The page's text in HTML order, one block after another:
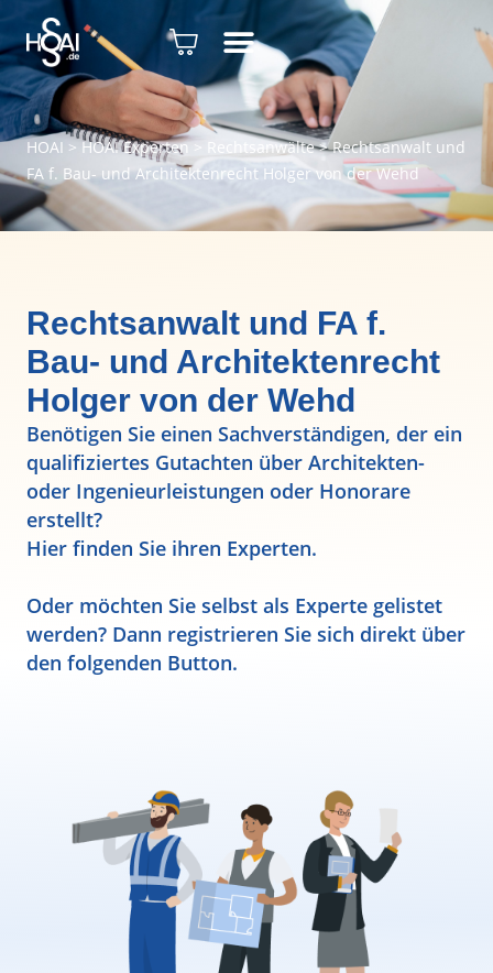
HOAI > HOAI Experten> Rechtsanwälte>Rechtsanwalt und
FA f. Bau- und Architektenrecht Holger von der Wehd
Rechtsanwalt und FA f.
Bau- und Architektenrecht
Holger von der Wehd
Benötigen Sie einen Sachverständigen, der ein
qualifiziertes Gutachten über Architekten-
oder Ingenieurleistungen oder Honorare
erstellt?
Hier finden Sie ihren Experten.
Oder möchten Sie selbst als Experte gelistet
werden? Dann registrieren Sie sich direkt über
den folgenden Button.